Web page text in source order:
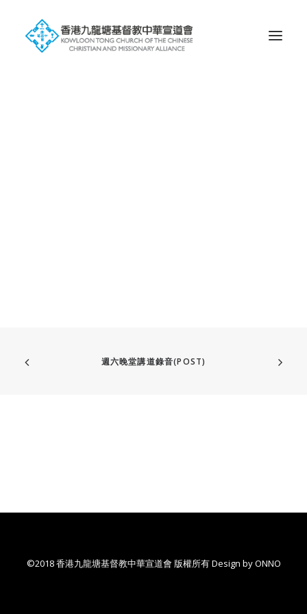
週六晚堂講道錄音(POST)
©2018 香港九龍塘基督教中華宣道會 版權所有 Design byONNO